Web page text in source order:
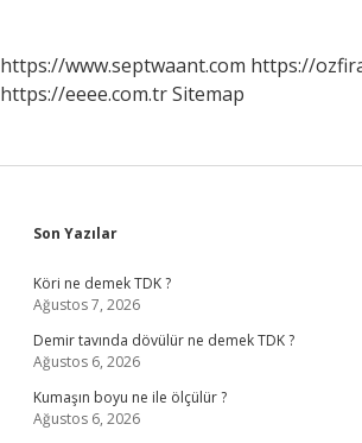
https://www.septwaant.com https://
https://eeee.com.trSitemap
Sidebar
Son Yazılar
Köri ne demek TDK ?
Ağustos 7, 2026
Demir tavında dövülür ne demek TDK ?
Ağustos 6, 2026
Kumaşın boyu ne ile ölçülür ?
Ağustos 6, 2026